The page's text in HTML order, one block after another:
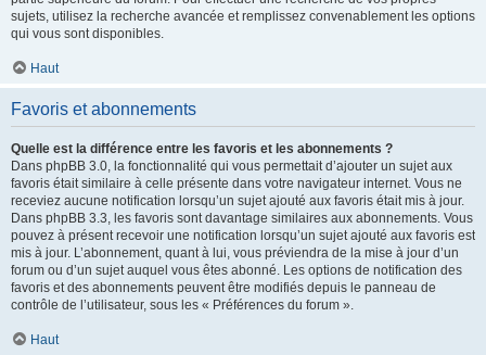
sujets, utilisez la recherche avancée et remplissez convenablement les options
qui vous sont disponibles.
Haut
Favoris et abonnements
Quelle est la différence entre les favoris et les abonnements ?
Dans phpBB 3.0, la fonctionnalité qui vous permettait d’ajouter un sujet aux
favoris était similaire à celle présente dans votre navigateur internet. Vous ne
receviez aucune notification lorsqu’un sujet ajouté aux favoris était mis à jour.
Dans phpBB 3.3, les favoris sont davantage similaires aux abonnements. Vous
pouvez à présent recevoir une notification lorsqu’un sujet ajouté aux favoris est
mis à jour. L’abonnement, quant à lui, vous préviendra de la mise à jour d’un
forum ou d’un sujet auquel vous êtes abonné. Les options de notification des
favoris et des abonnements peuvent être modifiés depuis le panneau de
contrôle de l’utilisateur, sous les « Préférences du forum ».
Haut